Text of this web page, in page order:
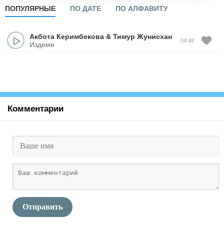
ПОПУЛЯРНЫЕ ПО ДАТЕ ПО АЛФАВИТУ
Акбота Керимбекова & Тимур Жунисхан
Издеме
04:48
Комментарии
Отправить